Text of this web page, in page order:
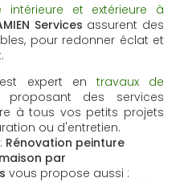
intérieure et extérieure à
Services assurent des
pour redonner éclat et
expert en travaux de
proposant des services
à tous vos petits projets
ou d'entretien.
Rénovation peinture
par
vous propose aussi :